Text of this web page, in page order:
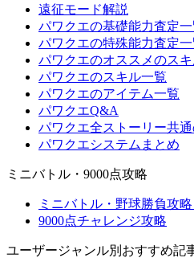
遠征モード解説
パワクエの基礎能力査定一
パワクエの特殊能力査定一
パワクエのオススメのス
パワクエのスキル一覧
パワクエのアイテム一覧
パワクエQ&A
パワクエ全ストーリー共通
パワクエシステムまとめ
ミニバトル・9000点攻略
ミニバトル・野球勝負攻
9000点チャレンジ攻略
ユーザージャンル別おすすめ記